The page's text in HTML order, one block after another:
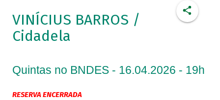
VINÍCIUS BARROS /
Cidadela
Quintas no BNDES - 16.04.2026 - 19h
RESERVA ENCERRADA